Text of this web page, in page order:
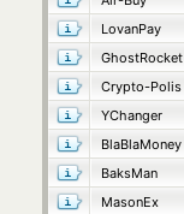
LovanPay
GhostRocket
Crypto-Polis
YChanger
BlaBlaMoney
BaksMan
MasonEx